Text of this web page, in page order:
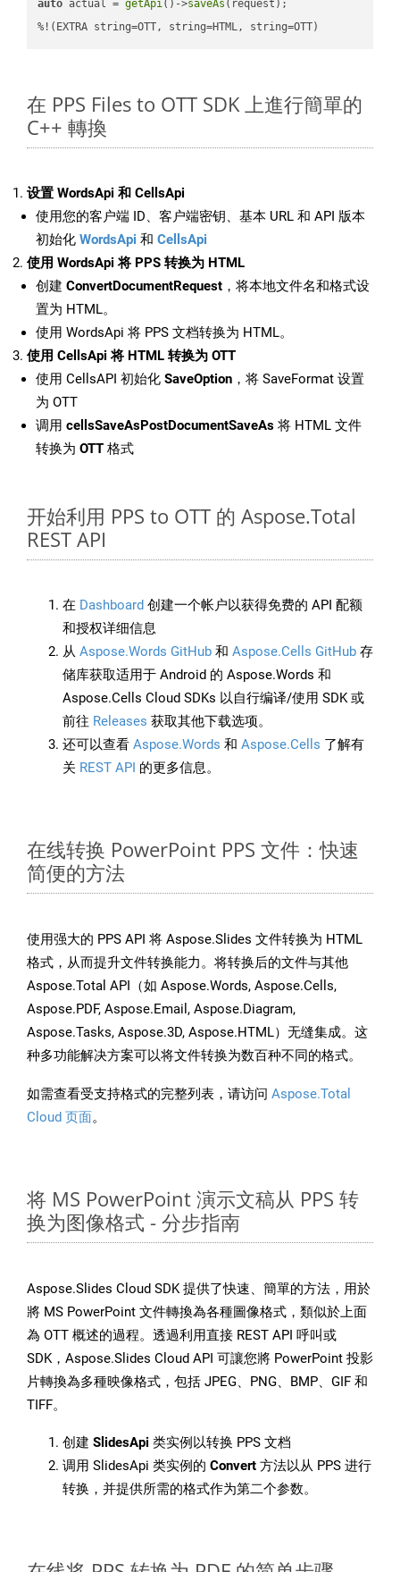
auto actual = getApi()->saveAs (request);
%!(EXTRA string=OTT, string=HTML, string=OTT)
在 PPS Files to OTT SDK 上進行簡單的
C++ 轉換
设置 WordsApi 和 CellsApi
使用您的客户端 ID、客户端密钥、基本 URL 和 API 版本
初始化 WordsApi 和 CellsApi
使用 WordsApi 将 PPS 转换为 HTML
创建 ConvertDocumentRequest ，将本地文件名和格式设
置为 HTML。
使用 WordsApi 将 PPS 文档转换为 HTML。
使用 CellsApi 将 HTML 转换为 OTT
使用 CellsAPI 初始化 SaveOption ，将 SaveFormat 设置
为 OTT
调用 cellsSaveAsPostDocumentSaveAs 将 HTML 文件
转换为 OTT 格式
开始利用 PPS to OTT 的 Aspose.Total
REST API
在 Dashboard 创建一个帐户以获得免费的 API 配额
和授权详细信息
从 Aspose.Words GitHub 和 Aspose.Cells GitHub 存
储库获取适用于 Android 的 Aspose.Words 和
Aspose.Cells Cloud SDKs 以自行编译/使用 SDK 或
前往 Releases 获取其他下载选项。
还可以查看 Aspose.Words 和 Aspose.Cells 了解有
关 REST API 的更多信息。
在线转换 PowerPoint PPS 文件：快速
简便的方法
使用强大的 PPS API 将 Aspose.Slides 文件转换为 HTML
格式，从而提升文件转换能力。将转换后的文件与其他
Aspose.Total API（如 Aspose.Words, Aspose.Cells,
Aspose.PDF, Aspose.Email, Aspose.Diagram,
Aspose.Tasks, Aspose.3D, Aspose.HTML）无缝集成。这
种多功能解决方案可以将文件转换为数百种不同的格式。
如需查看受支持格式的完整列表，请访问 Aspose.Total
Cloud 页面。
将 MS PowerPoint 演示文稿从 PPS 转
换为图像格式 - 分步指南
Aspose.Slides Cloud SDK 提供了快速、簡單的方法，用於
將 MS PowerPoint 文件轉換為各種圖像格式，類似於上面
為 OTT 概述的過程。透過利用直接 REST API 呼叫或
SDK，Aspose.Slides Cloud API 可讓您將 PowerPoint 投影
片轉換為多種映像格式，包括 JPEG、PNG、BMP、GIF 和
TIFF。
创建 SlidesApi 类实例以转换 PPS 文档
调用 SlidesApi 类实例的 Convert 方法以从 PPS 进行
转换，并提供所需的格式作为第二个参数。